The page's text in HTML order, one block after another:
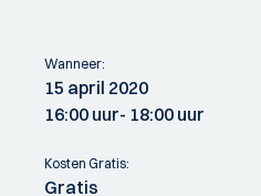
Wanneer:
15 april 2020
16:00 uur- 18:00 uur
Kosten Gratis:
Gratis